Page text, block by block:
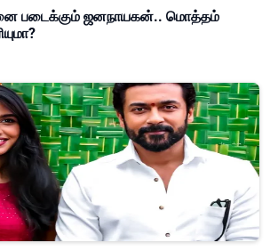
படைக்கும் ஜனநாயகன்.. மொத்தம்